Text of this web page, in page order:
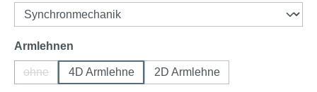
Armlehnen
ohne
(Diese Option ist zurzeit nicht verfügbar.)
4D Armlehne 2D Armlehne